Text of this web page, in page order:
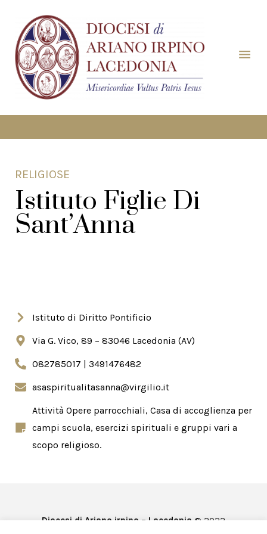
RELIGIOSE
Istituto Figlie Di
Sant’Anna
Istituto di Diritto Pontificio
Via G. Vico, 89 – 83046 Lacedonia (AV)
082785017 | 3491476482
asaspiritualitasanna@virgilio.it
Attività Opere parrocchiali, Casa di accoglienza per
campi scuola, esercizi spirituali e gruppi vari a
scopo religioso.
Diocesi di Ariano irpino – Lacedonia © 2022